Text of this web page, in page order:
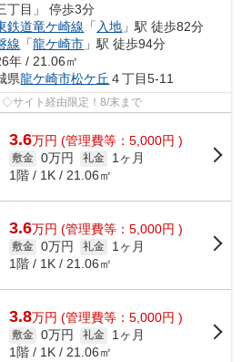
丁目」 停歩3分
鉄道竜ケ崎線 「 入地 」駅 徒歩82分
線 「龍ケ崎市 」駅 徒歩94分
年 / 21.06㎡
県龍ケ崎市松ケ丘 ４丁目5-11
サイト経由限定！8/末まで
3.6万円 (管理費等：5,000円 )
敷金 0万円 礼金
1ヶ月
1階 / 1K / 21.06㎡
3.6万円 (管理費等：5,000円 )
敷金 0万円 礼金
1ヶ月
1階 / 1K / 21.06㎡
3.8万円 (管理費等：5,000円 )
敷金 0万円 礼金
1ヶ月
1階 / 1K / 21.06㎡